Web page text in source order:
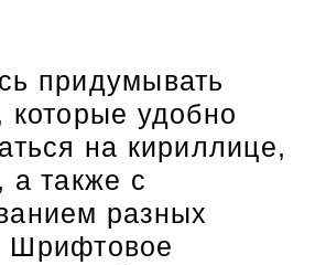
придумывать
которые удобно
на кириллице,
а также с
разных
Шрифтовое